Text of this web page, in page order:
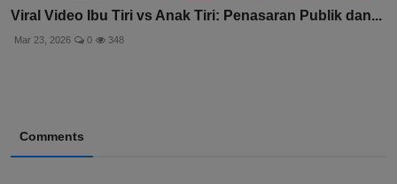
Viral Video Ibu Tiri vs Anak Tiri: Penasaran Publik dan...
Mar 23, 2026 0 348
Comments